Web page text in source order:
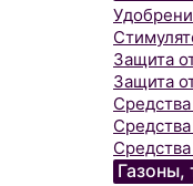
Защита
Защита
Газоны,